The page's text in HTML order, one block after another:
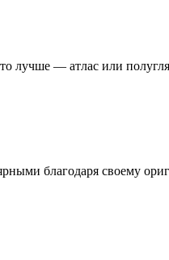
лучше — атлас или
благодаря своему